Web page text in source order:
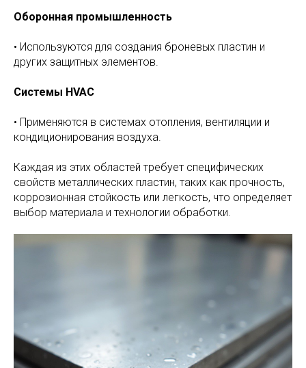
Оборонная промышленность
• Используются для создания броневых пластин и
других защитных элементов.
Системы HVAC
• Применяются в системах отопления, вентиляции и
кондиционирования воздуха.
Каждая из этих областей требует специфических
свойств металлических пластин, таких как прочность,
коррозионная стойкость или легкость, что определяет
выбор материала и технологии обработки.